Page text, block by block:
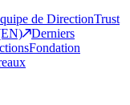
de DirectionTrust
Derniers
Fondation